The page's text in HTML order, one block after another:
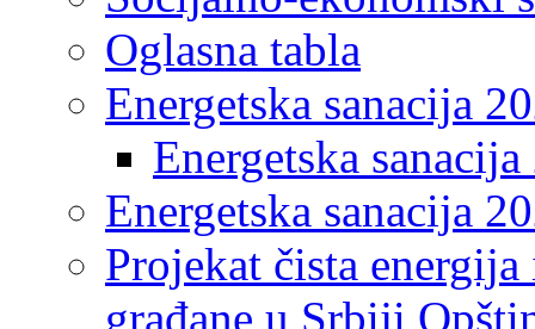
Oglasna tabla
Energetska sanacija
Energetska
Energetska sanacija
Projekat čista
građane u Srbiji